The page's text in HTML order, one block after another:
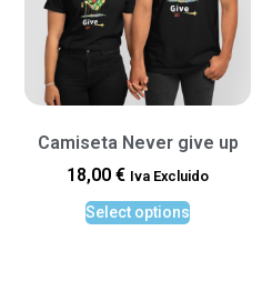
Camiseta Never give up
18,00 € Iva Excluido
Select options